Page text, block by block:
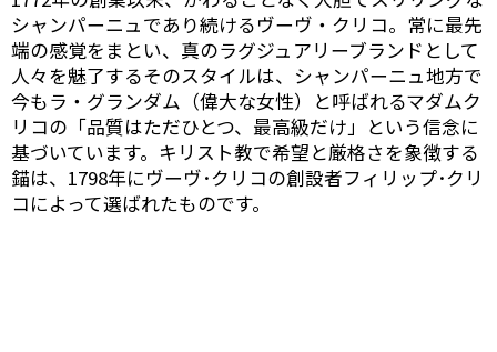
シャンパーニュであり続けるヴーヴ・クリコ。常に最先
端の感覚をまとい、真のラグジュアリーブランドとして
人々を魅了するそのスタイルは、シャンパーニュ地方で
今もラ・グランダム（偉大な女性）と呼ばれるマダムク
リコの「品質はただひとつ、最高級だけ」という信念に
基づいています。キリスト教で希望と厳格さを象徴する
錨は、1798年にヴーヴ･クリコの創設者フィリップ･クリ
コによって選ばれたものです。